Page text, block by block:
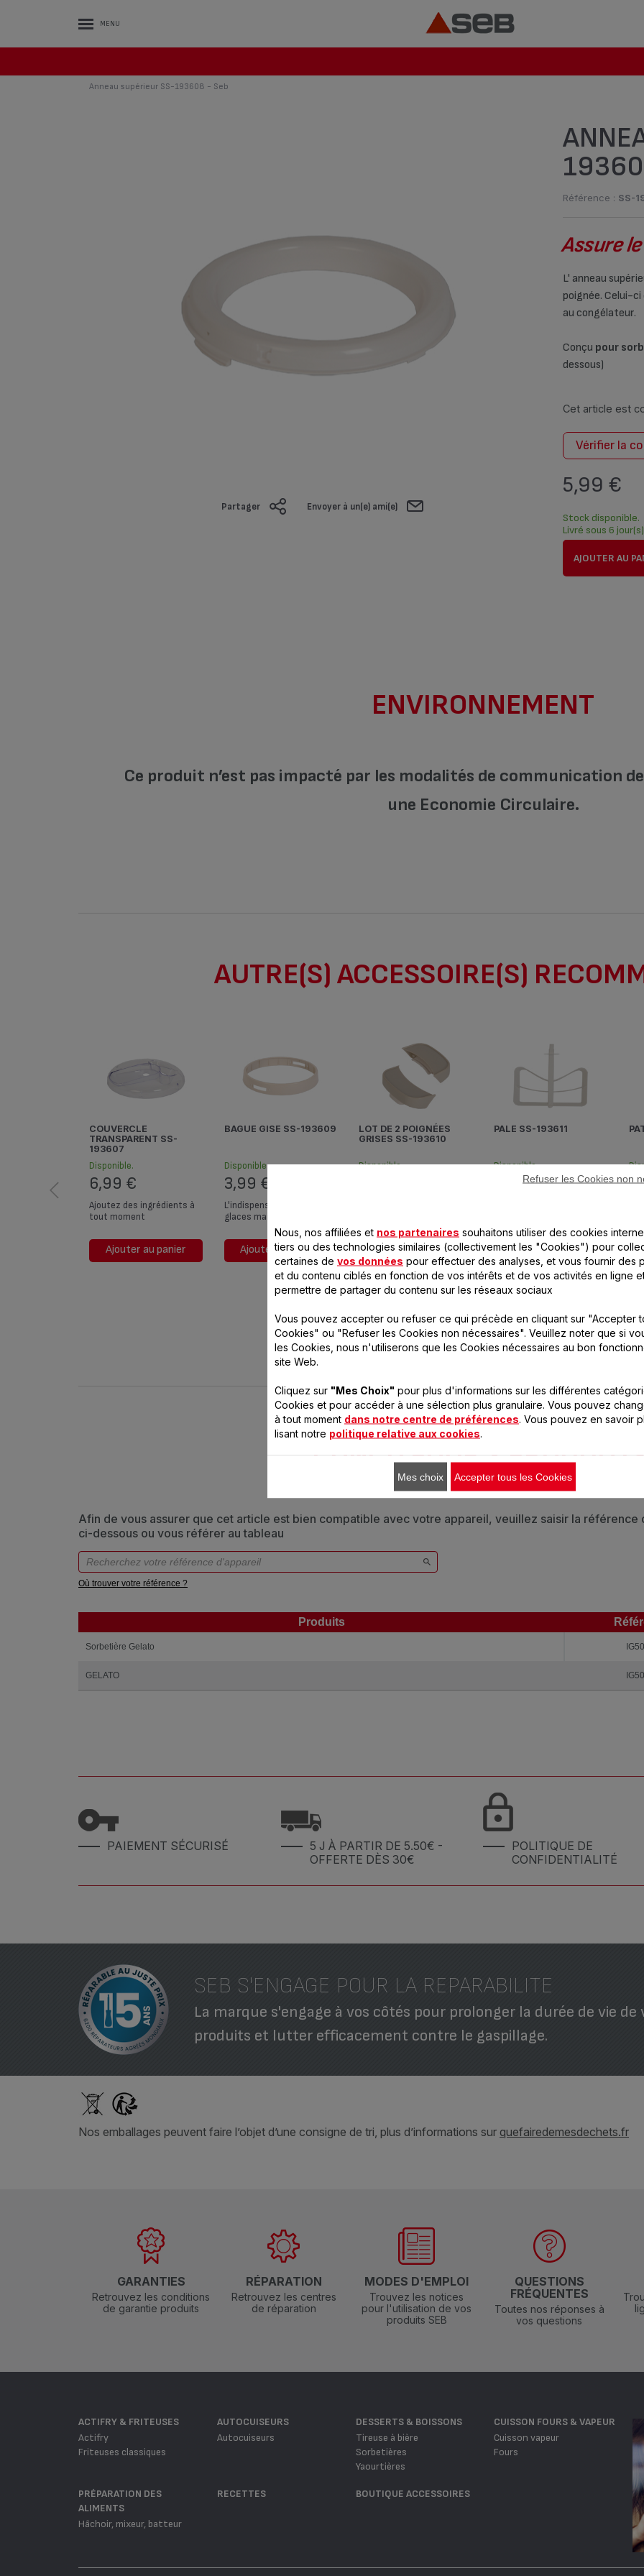
MENU
Anneau supérieur SS-193608 - Seb
Référence : SS-
Partager Envoyer à un(e) ami(e)
Assure
L' anneau
poignée. Celui-
au congélateur.
Conçu pour
dessous)
Cet article est
Vérifier la
5,99 €
Stock disponible.
Livré sous 6
AJOUTER AU
ENVIRONNEMENT
Ce produit n’est pas impacté par les modalités de communication
une Economie Circulaire.
AUTRE(S) ACCESSOIRE(S)
COUVERCLE
TRANSPARENT SS-
193607
Disponible.
6,99 €
Ajoutez des ingrédients à
tout moment
Ajouter au panier
BAGUE GISE SS-193609
Disponible.
3,99 €
L'indispensable de vos
glaces maison
Ajouter au panier
LOT DE 2 POIGNÉES
GRISES SS-193610
Disponible.
Ajouter au panier
PALE SS-193611
Disponible.
3,99 €
Ajouter au panier
et
CONÇU POUR 2
Afin de vous assurer que cet article est bien compatible avec votre appareil, veuillez saisir la
ci-dessous ou vous référer au tableau
Où trouver votre référence ?
Produits
Sorbetière Gelato
GELATO
PAIEMENT SÉCURISÉ
5 J À PARTIR DE 5.50€ -
OFFERTE DÈS 30€
POLITIQUE DE
CONFIDENTIALITÉ
SEB S'ENGAGE POUR LA REPARABILITE
La marque s'engage à vos côtés pour prolonger la durée de vie de
produits et lutter efficacement contre le gaspillage.
Nos emballages peuvent faire l’objet d’une consigne de tri, plus d’informations sur quefairedemesdechets.fr
GARANTIES
Retrouvez les conditions
de garantie produits
RÉPARATION
Retrouvez les centres
de réparation
MODES D'EMPLOI
Trouvez les notices
pour l'utilisation de vos
produits SEB
QUESTIONS
FRÉQUENTES
Toutes nos réponses à
vos questions
ACTIFRY & FRITEUSES
Actifry
Friteuses classiques
AUTOCUISEURS
Autocuiseurs
DESSERTS & BOISSONS
Tireuse à bière
Sorbetières
Yaourtières
CUISSON FOURS & VAPEUR
Cuisson vapeur
Fours
PRÉPARATION DES
ALIMENTS
Hâchoir, mixeur, batteur
RECETTES BOUTIQUE ACCESSOIRES
Nous, nos affiliées et nos partenaires souhaitons utiliser des cookies
tiers ou des technologies similaires (collectivement les "Cookies") pour
certaines de vos données pour effectuer des analyses, et vous fournir des
et du contenu ciblés en fonction de vos intérêts et de vos activités en ligne
permettre de partager du contenu sur les réseaux sociaux
Vous pouvez accepter ou refuser ce qui précède en cliquant sur "Accepter
Cookies" ou "Refuser les Cookies non nécessaires". Veuillez noter que si
les Cookies, nous n'utiliserons que les Cookies nécessaires au bon
site Web.
Cliquez sur "Mes Choix" pour plus d'informations sur les différentes
Cookies et pour accéder à une sélection plus granulaire. Vous pouvez
à tout moment dans notre centre de préférences. Vous pouvez en savoir
lisant notre politique relative aux cookies.
Refuser les Cookies non
Mes choix Accepter tous les Cookies